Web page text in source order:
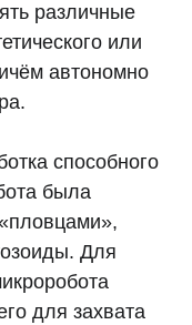
различные
или
автономно
способного
была
Для
для захвата